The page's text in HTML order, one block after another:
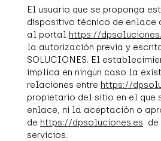
El usuario que se proponga
dispositivo técnico de enlace
al portal https://
la autorización previa y
SOLUCIONES. El
implica en ningún caso la
relaciones entre https://
propietario del sitio en el que
enlace, ni la aceptación o
de https://dpsoluciones.es de
servicios.